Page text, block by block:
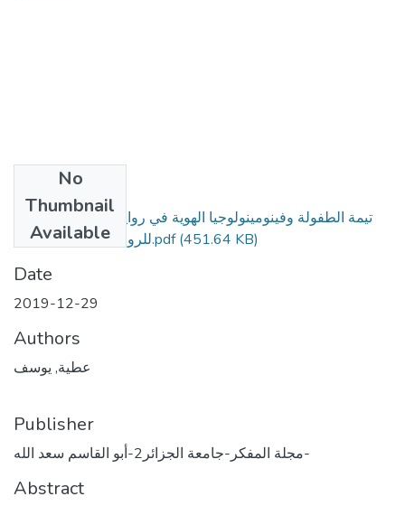
No
Thumbnail
Available
تيمة الطفولة وفينومينولوجيا الهوية في رواية _أطفال بورقيبة_
للروائي حسن بن عثمان.pdf(451.64 KB)
Date
2019-12-29
Authors
عطية, يوسف
Publisher
مجلة المفكر-جامعة الجزائر2-أبو القاسم سعد الله-
Abstract